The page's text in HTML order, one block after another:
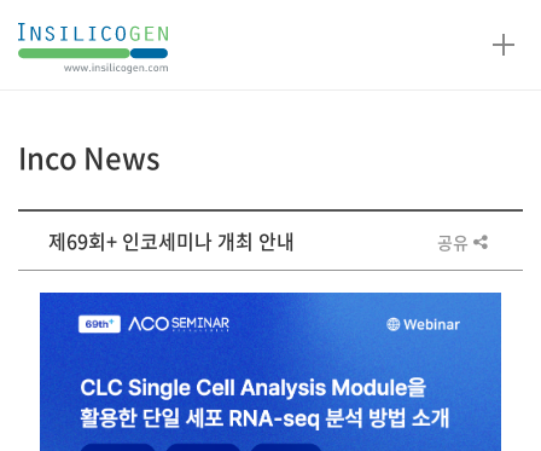
인
실
젠
Inco News
게
판
제69회+ 인코세미나 개최 안내 공유